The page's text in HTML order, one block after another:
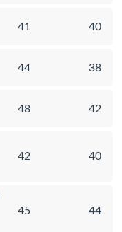
41 40
44 38
48 42
42 40
45 44